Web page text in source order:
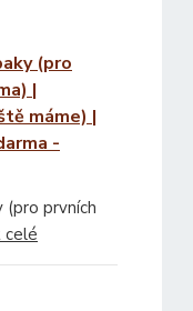
(pro
|
máme) |
-
(pro prvních
celé